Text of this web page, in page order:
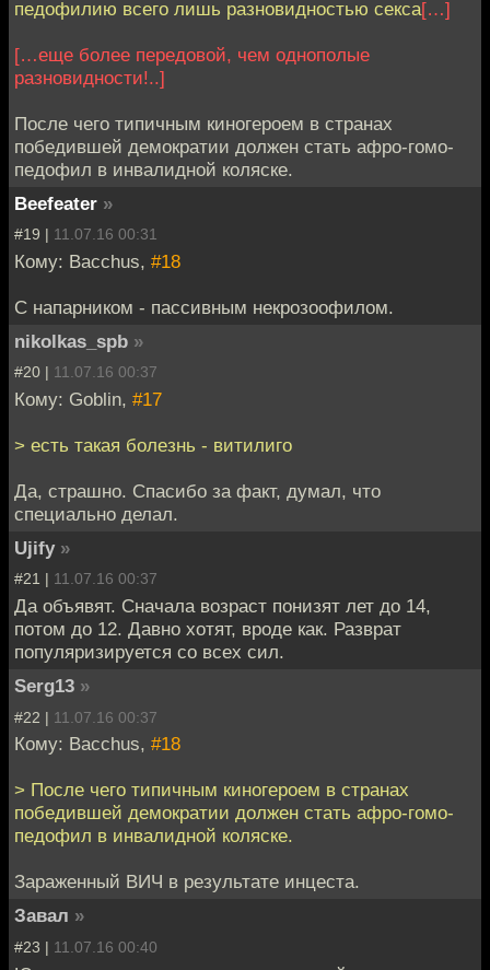
педофилию всего лишь разновидностью секса[…]
[…еще более передовой, чем однополые
разновидности!..]
После чего типичным киногероем в странах
победившей демократии должен стать афро-гомо-
педофил в инвалидной коляске.
Beefeater »
#19 | 11.07.16 00:31
Кому: Bacchus, #18
С напарником - пассивным некрозоофилом.
nikolkas_spb »
#20 | 11.07.16 00:37
Кому: Goblin, #17
> есть такая болезнь - витилиго
Да, страшно. Спасибо за факт, думал, что
специально делал.
Ujify »
#21 | 11.07.16 00:37
Да объявят. Сначала возраст понизят лет до 14,
потом до 12. Давно хотят, вроде как. Разврат
популяризируется со всех сил.
Serg13 »
#22 | 11.07.16 00:37
Кому: Bacchus, #18
> После чего типичным киногероем в странах
победившей демократии должен стать афро-гомо-
педофил в инвалидной коляске.
Зараженный ВИЧ в результате инцеста.
Завал »
#23 | 11.07.16 00:40